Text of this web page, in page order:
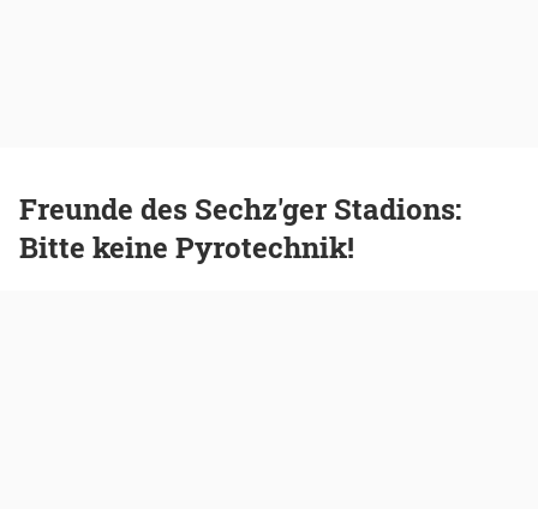
Freunde des Sechz'ger Stadions:
Bitte keine Pyrotechnik!